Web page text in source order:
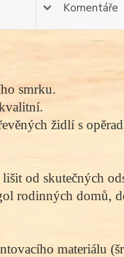
Komentáře
smrku.
židlí s
od skutečných
rodinných domů,
materiálu